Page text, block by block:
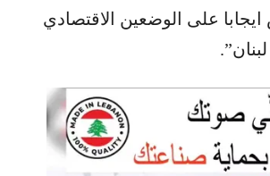
على الوضعين الاقتصادي